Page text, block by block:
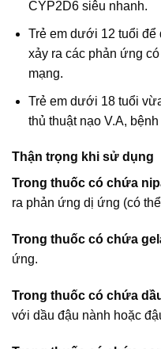
CYP2D6 siêu nhanh.
Trẻ em dưới 12 tuổi để
xảy ra các phản ứng
mạng.
Trẻ em dưới 18 tuổi
thủ thuật nạo V.A,
Thận trọng khi sử dụng
Trong thuốc có chứa
ra phản ứng dị ứng (có
Trong thuốc có chứa
ứng.
Trong thuốc có chứa
với dầu đậu nành hoặc